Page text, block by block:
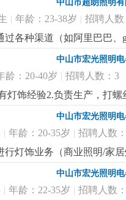
中山市超朗照明
| 年龄：23-38岁 | 招聘人数
各种渠道（如阿里巴巴
售前、售中和售后服务，
收回的款项。4、市场调
和社交媒体推广公司产品
能出现的紧急情况。要求
上，具备较强的英语听说
网络销售技巧，了解电子
...
中山市宏光照明
龄：20-40岁 | 招聘人数：3
灯饰经验2.负责生产，打
：按灯具核算单价（薪资
中山市宏光照明
| 年龄：20-35岁 | 招聘人数
行灯饰业务（商业照明/家
营优化，做好客户分析及
；4、负责月、季、年度
花灯客户资源，通过产品
中山市宏光照明
| 年龄：22-35岁 | 招聘人数